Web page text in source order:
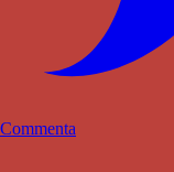
Commenta